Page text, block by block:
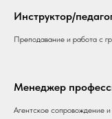
Инструктор/
Преподавание и работа с
Менеджер
Агентское сопровождение